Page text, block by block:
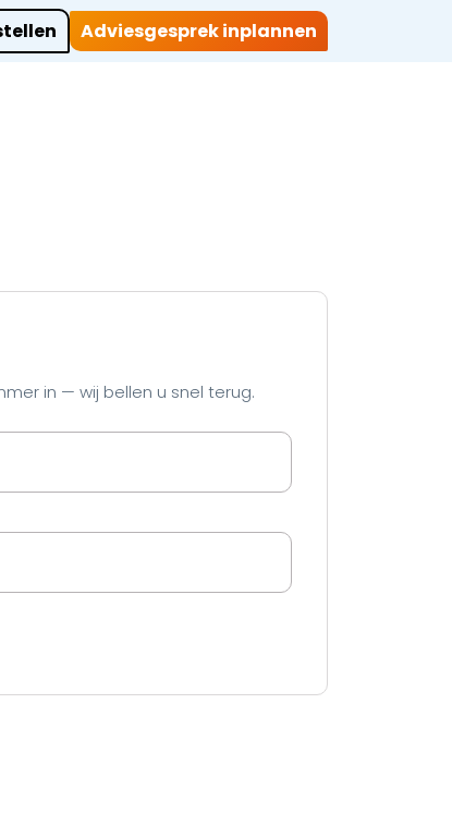
Adviesgesprek inplannen
in — wij bellen u snel terug.